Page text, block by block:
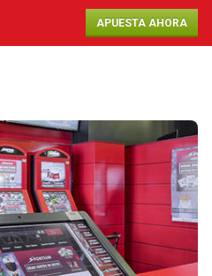
APUESTA AHORA